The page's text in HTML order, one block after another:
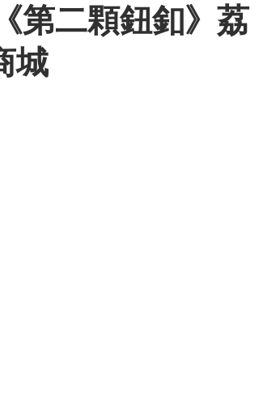
第二顆鈕釦》荔
城